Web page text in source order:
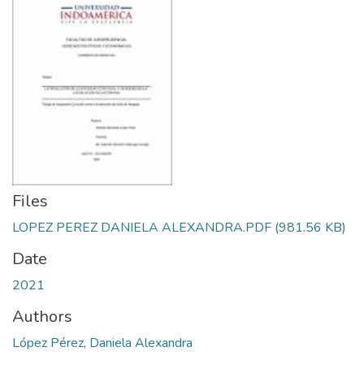
Files
LOPEZ PEREZ DANIELA ALEXANDRA.PDF (981.56 KB)
Date
2021
Authors
López Pérez, Daniela Alexandra